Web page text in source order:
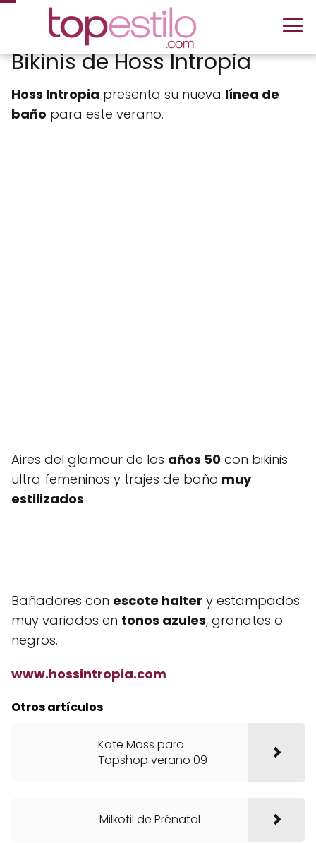
Bikinis de Hoss Intropia
Hoss Intropia presenta su nueva línea de
baño para este verano.
Aires del glamour de los años 50 con bikinis
ultra femeninos y trajes de baño muy
estilizados.
Bañadores con escote halter y estampados
muy variados en tonos azules, granates o
negros.
www.hossintropia.com
Otros artículos
Kate Moss para
Topshop verano 09
Milkofil de Prénatal